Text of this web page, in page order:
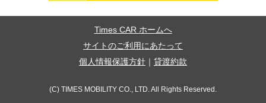
Times CAR ホームへ
サイトのご利用にあたって
個人情報保護方針
貸渡約款
(C) TIMES MOBILITY CO., LTD. All Rights Reserved.